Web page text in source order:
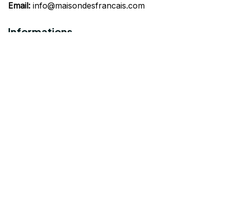
Email: info@maisondesfrancais.com
Informations